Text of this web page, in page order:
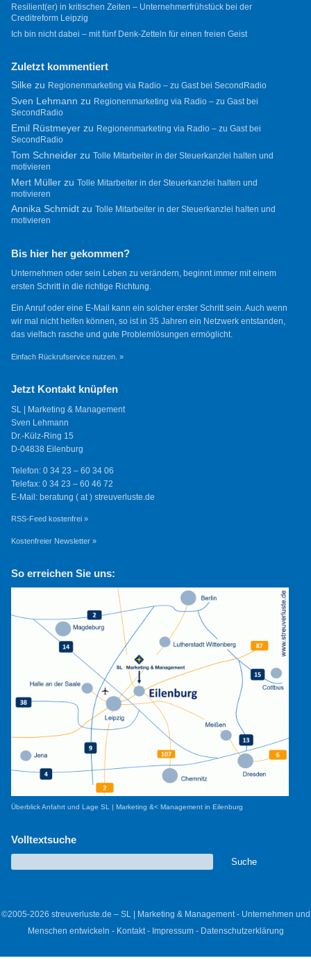
Resilient(er) in kritischen Zeiten – Unternehmerfrühstück bei der
Creditreform Leipzig
Ich bin nicht dabei – mit fünf Denk-Zetteln für einen freien Geist
Zuletzt kommentiert
Silkezu Regionenmarketing via Radio – zu Gast bei SecondRadio
Sven Lehmann zu Regionenmarketing via Radio – zu Gast bei
SecondRadio
Emil Rüstmeyerzu Regionenmarketing via Radio – zu Gast bei
SecondRadio
Tom Schneiderzu Tolle Mitarbeiter in der Steuerkanzlei halten und
motivieren
Mert Müllerzu Tolle Mitarbeiter in der Steuerkanzlei halten und
motivieren
Annika Schmidtzu Tolle Mitarbeiter in der Steuerkanzlei halten und
motivieren
Bis hier her gekommen?
Unternehmen oder sein Leben zu verändern, beginnt immer mit einem
ersten Schritt in die richtige Richtung.
Ein Anruf oder eine E-Mail kann ein solcher erster Schritt sein. Auch wenn
wir mal nicht helfen können, so ist in 35 Jahren ein Netzwerk entstanden,
das vielfach rasche und gute Problemlösungen ermöglicht.
Einfach Rückrufservice nutzen. »
Jetzt Kontakt knüpfen
SL | Marketing & Management
Sven Lehmann
Dr.-Külz-Ring 15
D-04838 Eilenburg
Telefon: 0 34 23 – 60 34 06
Telefax: 0 34 23 – 60 46 72
E-Mail: beratung ( at ) streuverluste.de
RSS-Feed kostenfrei »
Kostenfreier Newsletter »
So erreichen Sie uns:
Überblick Anfahrt und Lage SL | Marketing &< Management in Eilenburg
Volltextsuche
©2005-2026 streuverluste.de – SL | Marketing & Management - Unternehmen und
Menschen entwickeln - Kontakt- Impressum- Datenschutzerklärung